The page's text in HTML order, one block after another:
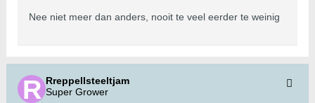
Nee niet meer dan anders, nooit te veel eerder te weinig
Rreppellsteeltjam
Super Grower